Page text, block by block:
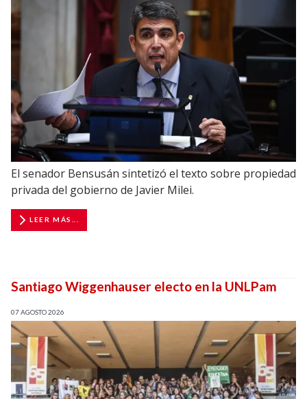
El senador Bensusán sintetizó el texto sobre propiedad
privada del gobierno de Javier Milei.
LEER MÁS...
Santiago Wiggenhauser electo en la UNLPam
07 AGOSTO 2026